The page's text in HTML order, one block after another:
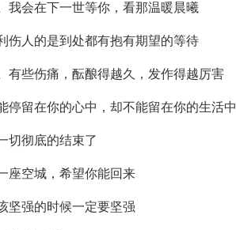
我会在下一世等你，看那温暖晨曦
伤人的是到处都有抱有期望的等待
有些伤痛，酝酿得越久，发作得越厉害
停留在你的心中，却不能留在你的生活中
切彻底的结束了
座空城，希望你能回来
坚强的时候一定要坚强